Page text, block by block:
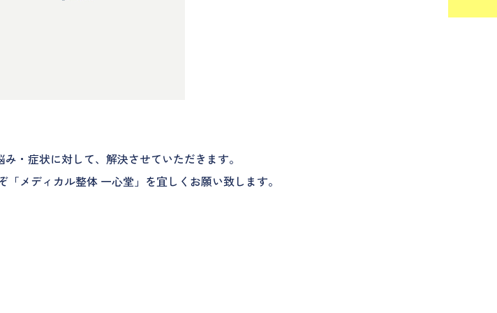
・症状に対して、解決させていただきます。
メディカル整体 一心堂」を宜しくお願い致します。